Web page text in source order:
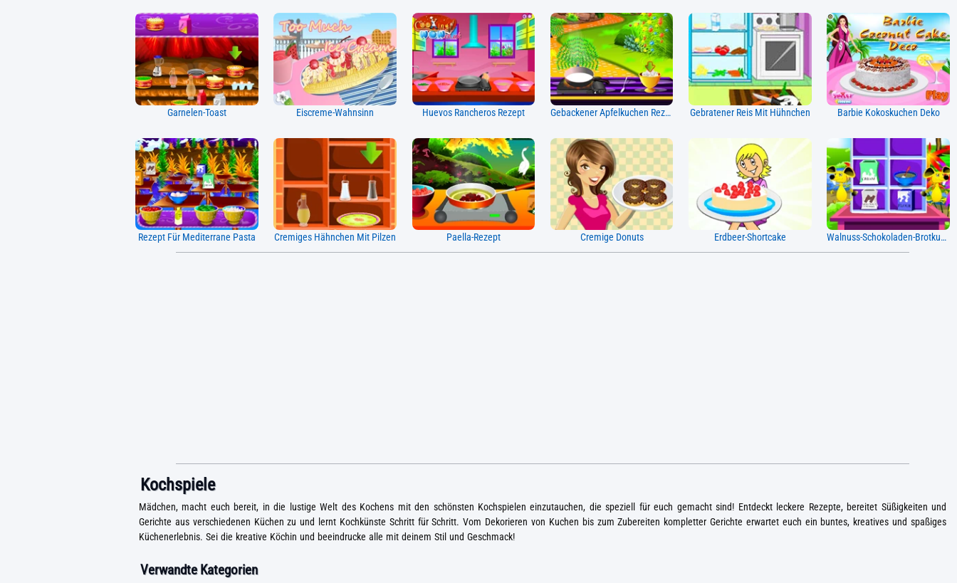
Garnelen-Toast Eiscreme-Wahnsinn Huevos Rancheros Rezept Gebackener Apfelkuchen Rezept Gebratener Reis Mit Hühnchen Barbie Kokoskuchen Deko
Rezept Für Mediterrane Pasta Cremiges Hähnchen Mit Pilzen Paella-Rezept Cremige Donuts Erdbeer-Shortcake Walnuss-Schokoladen-Brotkuchen
Kochspiele
Mädchen, macht euch bereit, in die lustige Welt des Kochens mit den schönsten Kochspielen einzutauchen, die speziell für euch gemacht sind! Entdeckt leckere Rezepte, bereitet Süßigkeiten und
Gerichte aus verschiedenen Küchen zu und lernt Kochkünste Schritt für Schritt. Vom Dekorieren von Kuchen bis zum Zubereiten kompletter Gerichte erwartet euch ein buntes, kreatives und spaßiges
Küchenerlebnis. Sei die kreative Köchin und beeindrucke alle mit deinem Stil und Geschmack!
Verwandte Kategorien